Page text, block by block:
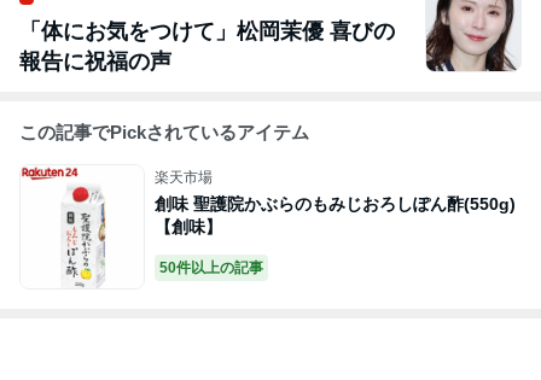
「体にお気をつけて」松岡茉優 喜びの
報告に祝福の声
この記事でPickされているアイテム
楽天市場
創味 聖護院かぶらのもみじおろしぽん酢(550g)
【創味】
50件以上の記事